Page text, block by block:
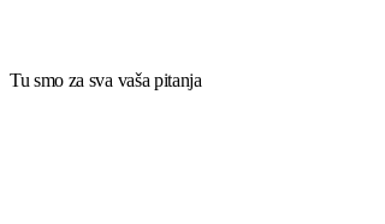
Tu smo za sva vaša pitanja​